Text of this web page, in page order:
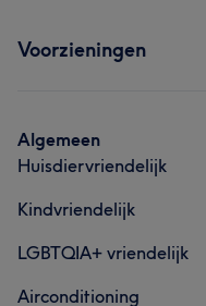
Voorzieningen
Algemeen
Huisdiervriendelijk
Kindvriendelijk
LGBTQIA+ vriendelijk
Airconditioning